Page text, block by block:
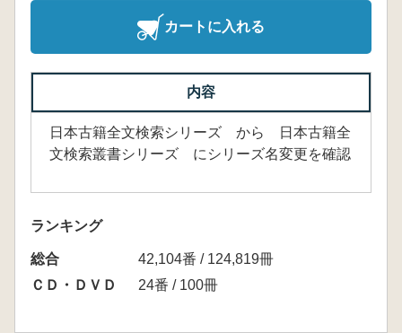
カートに入れる
内容
日本古籍全文検索シリーズ から 日本古籍全
文検索叢書シリーズ にシリーズ名変更を確認
ランキング
総合
42,104番 / 124,819冊
ＣＤ・ＤＶＤ
24番 / 100冊